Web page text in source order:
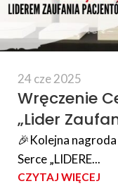
24 cze 2025
Wręczenie
„Lider
🎉Kolejna
Serce „LIDERE...
CZYTAJ WIĘCEJ